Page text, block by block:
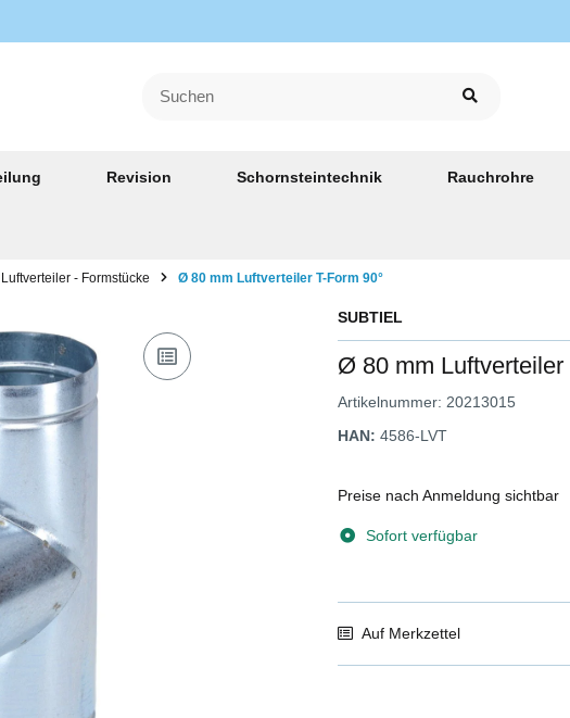
Revision Schornsteintechnik Rauchrohre
Luftverteiler - Formstücke Ø 80 mm Luftverteiler T-Form 90°
SUBTIEL
Ø 80 mm Luftverteiler
Artikelnummer: 20213015
HAN: 4586-LVT
Preise nach Anmeldung sichtbar
Sofort verfügbar
Auf Merkzettel